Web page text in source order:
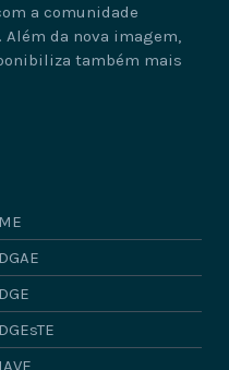
a comunidade
da nova imagem,
também mais
ME
DGAE
DGE
DGEsTE
IAVE